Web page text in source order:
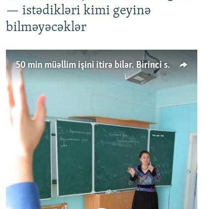
— istədikləri kimi geyinə
bilməyəcəklər
50 min müəllim işini itirə bilər. Birinci sinfə gedənlər azalır